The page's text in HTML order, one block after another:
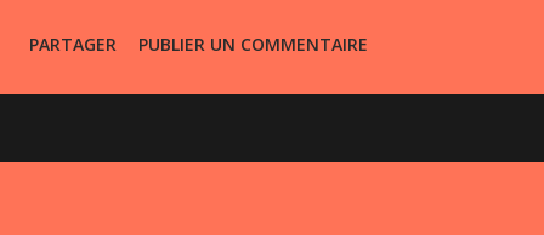
PARTAGER PUBLIER UN COMMENTAIRE